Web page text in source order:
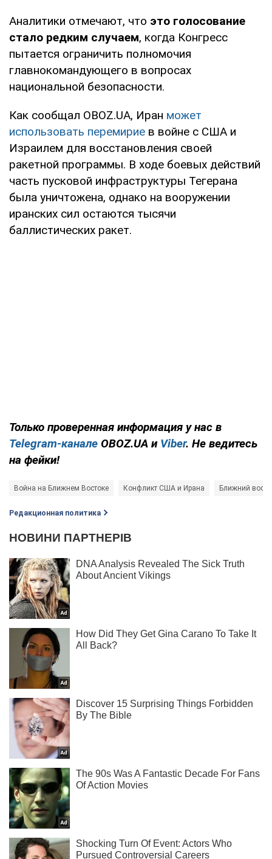
Аналитики отмечают, что это голосование
стало редким случаем, когда Конгресс
пытается ограничить полномочия
главнокомандующего в вопросах
национальной безопасности.
Как сообщал OBOZ.UA, Иран может
использовать перемирие в войне с США и
Израилем для восстановления своей
ракетной программы. В ходе боевых действий
часть пусковой инфраструктуры Тегерана
была уничтожена, однако на вооружении
иранских сил остаются тысячи
баллистических ракет.
Только проверенная информация у нас в
Telegram-канале OBOZ.UA и Viber. Не ведитесь
на фейки!
Война на Ближнем Востоке Конфликт США и Ирана Ближний
Редакционная политика